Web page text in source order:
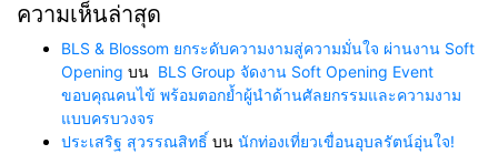
ความเห็นล่าสุด
BLS & Blossom ยกระดับความงามสู่ความมั่นใจ ผ่านงาน Soft
Opening บน BLS Group จัดงาน Soft Opening Event
ขอบคุณคนไข้ พร้อมตอกย้ำผู้นำด้านศัลยกรรมและความงาม
แบบครบวงจร
ประเสริฐ สุวรรณสิทธิ์ บน นักท่องเที่ยวเขื่อนอุบลรัตน์อุ่นใจ!